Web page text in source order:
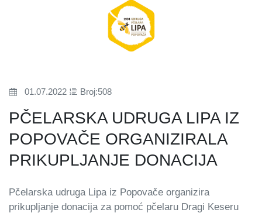
01.07.2022 Broj:508
PČELARSKA UDRUGA LIPA IZ
POPOVAČE ORGANIZIRALA
PRIKUPLJANJE DONACIJA
Pčelarska udruga Lipa iz Popovače organizira
prikupljanje donacija za pomoć pčelaru Dragi Keseru